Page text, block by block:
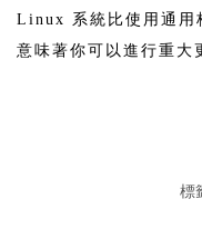
Linux 系統比使用通用
意味著你可以進行重大
標